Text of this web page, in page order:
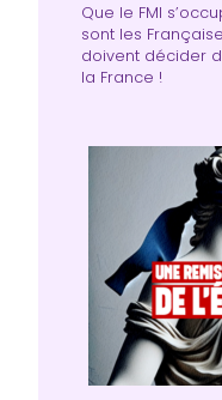
Que le FMI
sont les
doivent décider
la France !